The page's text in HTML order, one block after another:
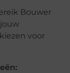
Bouwer
voor